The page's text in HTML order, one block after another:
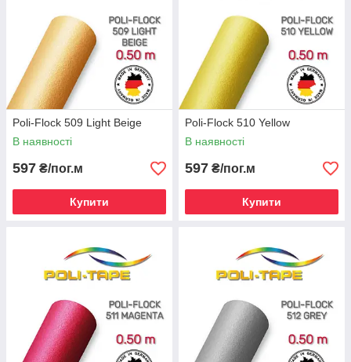
Poli-Flock 509 Light Beige
В наявності
597 ₴/пог.м
Купити
Poli-Flock 510 Yellow
В наявності
597 ₴/пог.м
Купити